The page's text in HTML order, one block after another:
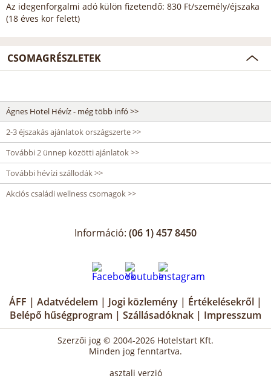
Az idegenforgalmi adó külön fizetendő: 830 Ft/személy/éjszaka
(18 éves kor felett)
CSOMAGRÉSZLETEK
Ágnes Hotel Hévíz - még több infó >>
2-3 éjszakás ajánlatok országszerte >>
További 2 ünnep közötti ajánlatok >>
További hévízi szállodák >>
Akciós családi wellness csomagok >>
Információ: (06 1) 457 8450
ÁFF | Adatvédelem | Jogi közlemény | Értékelésekről |
Belépő hűségprogram | Szállásadóknak | Impresszum
Szerzői jog © 2004-2026 Hotelstart Kft.
Minden jog fenntartva.
asztali verzió